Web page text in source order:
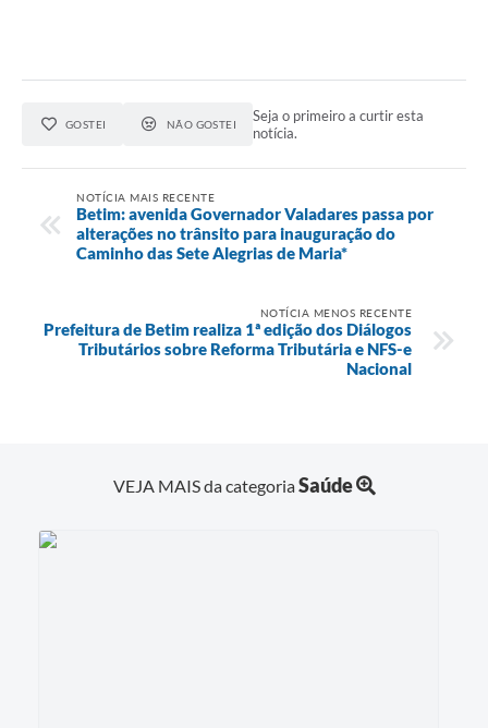
GOSTEI NÃO GOSTEI
Seja o primeiro a curtir esta
notícia.
NOTÍCIA MAIS RECENTE
Betim: avenida Governador Valadares passa por
alterações no trânsito para inauguração do
Caminho das Sete Alegrias de Maria*
NOTÍCIA MENOS RECENTE
Prefeitura de Betim realiza 1ª edição dos Diálogos
Tributários sobre Reforma Tributária e NFS-e
Nacional
VEJA MAIS da categoriaSaúde